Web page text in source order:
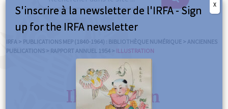
SE
/
IRFA > PUBLICATIONS MEP (1840-1964) : BIBLIOTHÈQUE NUMÉRIQUE > ANCIENNES
PUBLICATIONS > RAPPORT ANNUEL 1954 > ILLUSTRATION
Illustration
S'inscrire à la newsletter de l'IRFA - Sign
up for the IRFA newsletter
X